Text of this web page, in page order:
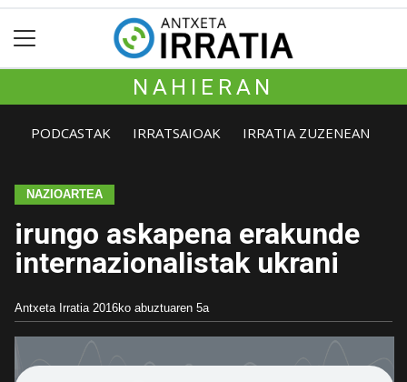
NAHIERAN
PODCASTAK IRRATSAIOAK IRRATIA ZUZENEAN
NAZIOARTEA
irungo askapena erakunde
internazionalistak ukrani
Antxeta Irratia 2016ko abuztuaren 5a